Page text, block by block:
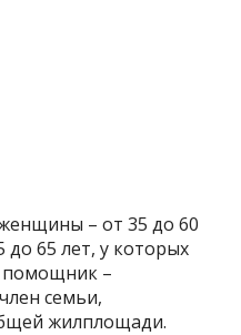
– от 35 до 60
65 лет, у которых
помощник –
семьи,
жилплощади.